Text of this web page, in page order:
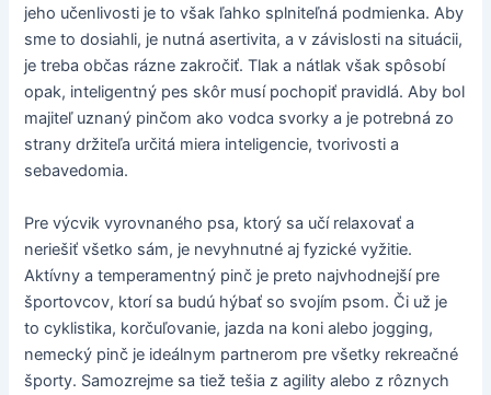
jeho učenlivosti je to však ľahko splniteľná podmienka. Aby
sme to dosiahli, je nutná asertivita, a v závislosti na situácii,
je treba občas rázne zakročiť. Tlak a nátlak však spôsobí
opak, inteligentný pes skôr musí pochopiť pravidlá. Aby bol
majiteľ uznaný pinčom ako vodca svorky a je potrebná zo
strany držiteľa určitá miera inteligencie, tvorivosti a
sebavedomia.
Pre výcvik vyrovnaného psa, ktorý sa učí relaxovať a
neriešiť všetko sám, je nevyhnutné aj fyzické vyžitie.
Aktívny a temperamentný pinč je preto najvhodnejší pre
športovcov, ktorí sa budú hýbať so svojím psom. Či už je
to cyklistika, korčuľovanie, jazda na koni alebo jogging,
nemecký pinč je ideálnym partnerom pre všetky rekreačné
športy. Samozrejme sa tiež tešia z agility alebo z rôznych